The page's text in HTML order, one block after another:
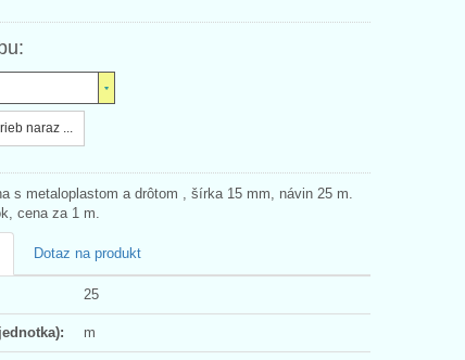
naraz ...
s metaloplastom a drôtom , šírka 15 mm, návin 25 m.
cena za 1 m.
Dotaz na produkt
25
m